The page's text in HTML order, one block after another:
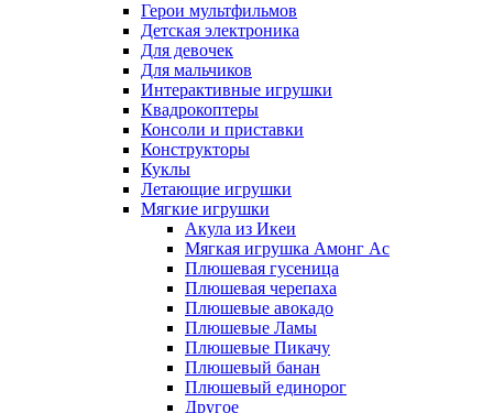
Герои мультфильмов
Детская электроника
Для девочек
Для мальчиков
Интерактивные игрушки
Квадрокоптеры
Консоли и приставки
Конструкторы
Куклы
Летающие игрушки
Мягкие игрушки
Акула из Икеи
Мягкая игрушка Амонг Ас
Плюшевая гусеница
Плюшевая черепаха
Плюшевые авокадо
Плюшевые Ламы
Плюшевые Пикачу
Плюшевый банан
Плюшевый единорог
Другое